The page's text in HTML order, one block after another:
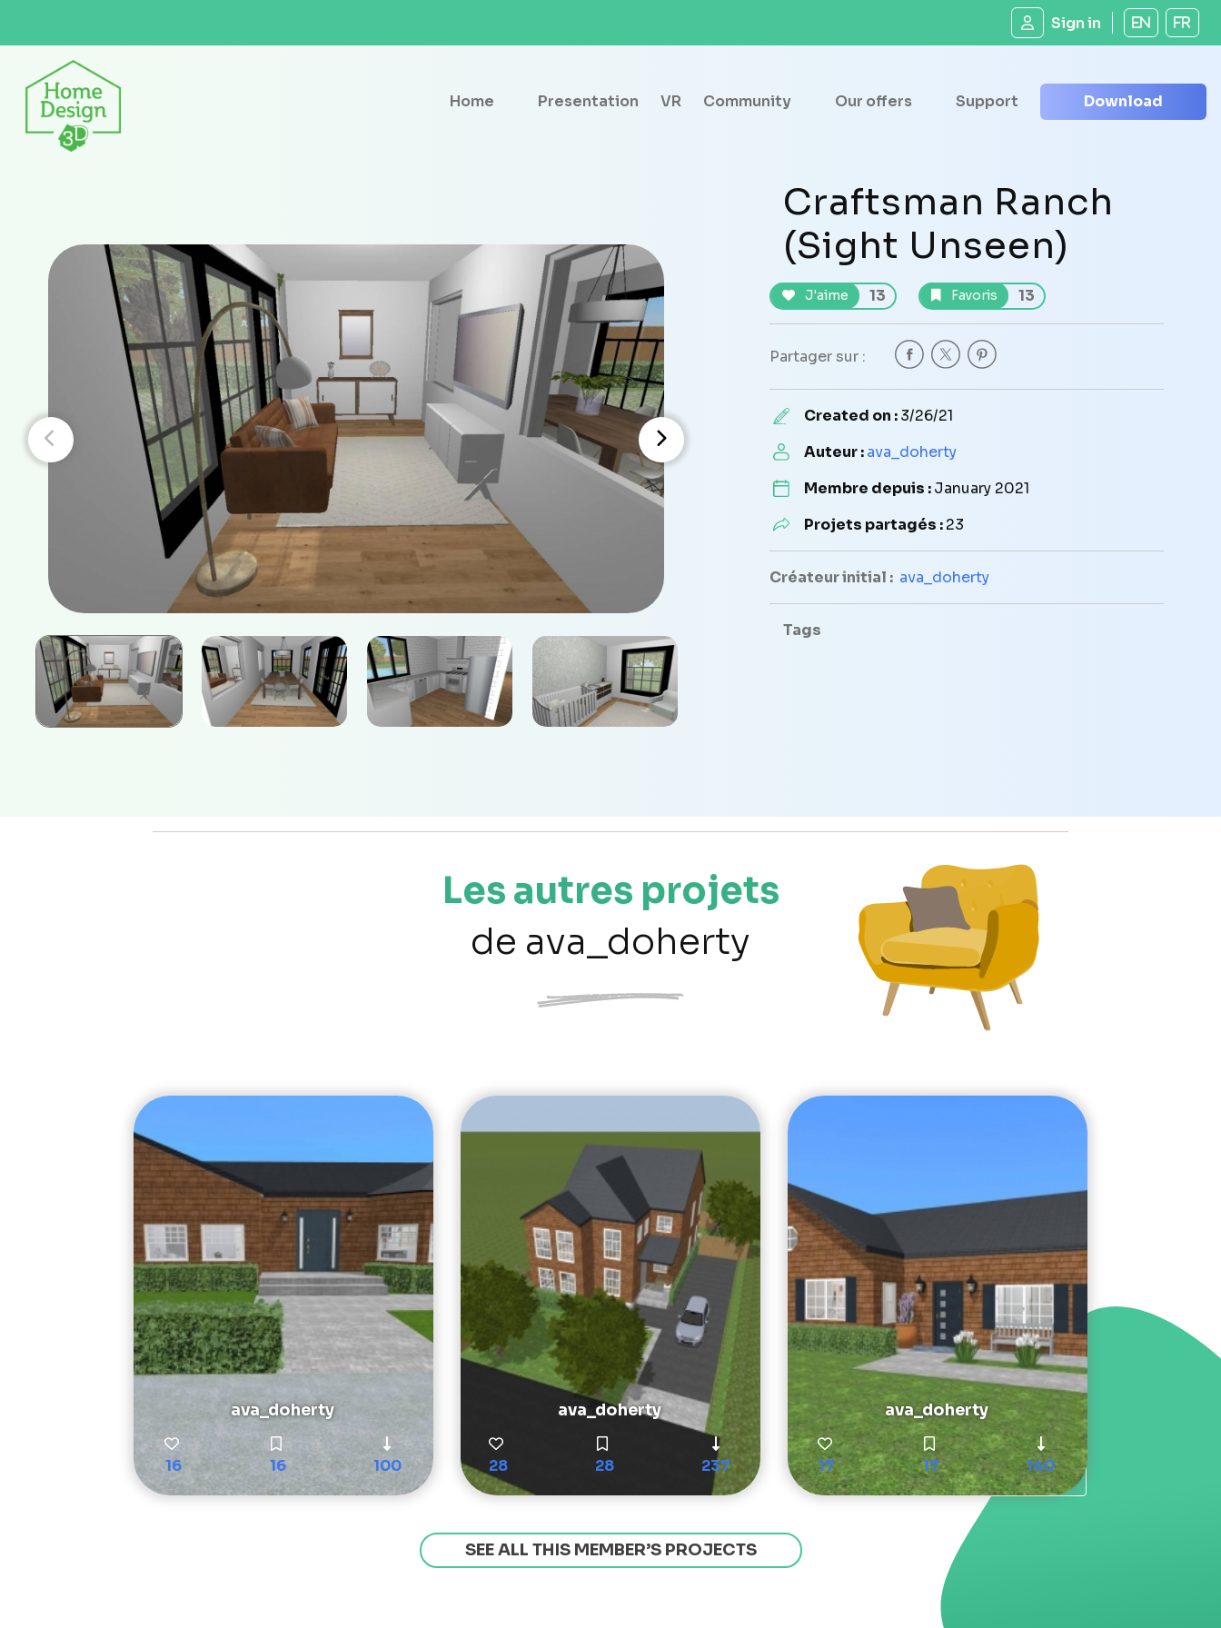
Sign in EN FR
Home Presentation VR Community Our offers Support Download
Craftsman Ranch
(Sight Unseen)
J'aime 13 Favoris 13
Partager sur :
Created on :3/26/21
Auteur :ava_doherty
Membre depuis :January 2021
Projets partagés :23
Créateur initial : ava_doherty
Tags
Les autres projets
de ava_doherty
ava_doherty
16 16 100
ava_doherty
28 28 237
ava_doherty
17 17 140
SEE ALL THIS MEMBER’S PROJECTS